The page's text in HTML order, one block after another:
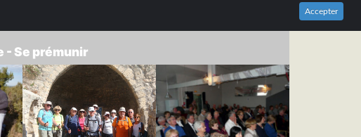
Accepter
DU-RHÔNE
- Se prémunir